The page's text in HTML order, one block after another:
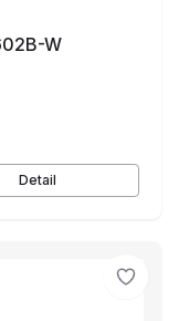
W
Detail